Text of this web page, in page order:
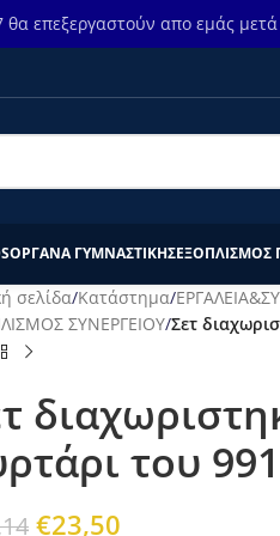
επεξεργαστούν απο εμάς μετά
ΟΡΓΑΝΑ ΓΥΜΝΑΣΤΙΚΗΣΕΞΟΠΛΙΣΜΟΣ
σελίδα/Κατάστημα/
ΣΥΝΕΡΓΕΙΟΥ/Σετ
του
€23,50